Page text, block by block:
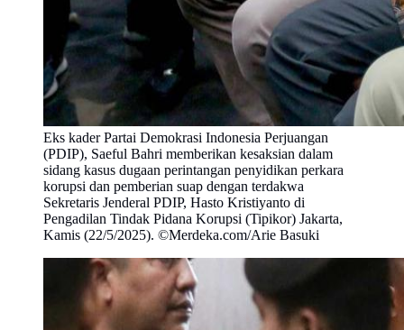
Eks kader Partai Demokrasi Indonesia Perjuangan
(PDIP), Saeful Bahri memberikan kesaksian dalam
sidang kasus dugaan perintangan penyidikan perkara
korupsi dan pemberian suap dengan terdakwa
Sekretaris Jenderal PDIP, Hasto Kristiyanto di
Pengadilan Tindak Pidana Korupsi (Tipikor) Jakarta,
Kamis (22/5/2025). ©Merdeka.com/Arie Basuki